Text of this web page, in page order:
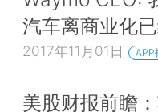
汽车离商业化
2017年11月01日 APP
美股财报前瞻